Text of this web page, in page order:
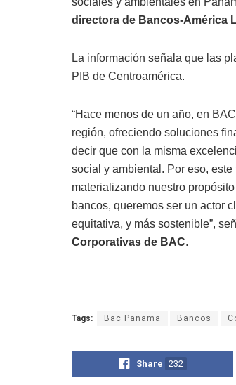
directora de Bancos-América
La información señala que las
PIB de Centroamérica.
“Hace menos de un año, en
región, ofreciendo soluciones
decir que con la misma
social y ambiental. Por eso,
materializando nuestro
bancos, queremos ser un actor
equitativa, y más sostenible”,
Corporativas de BAC.
Tags: Bac Panama Bancos
Share 232